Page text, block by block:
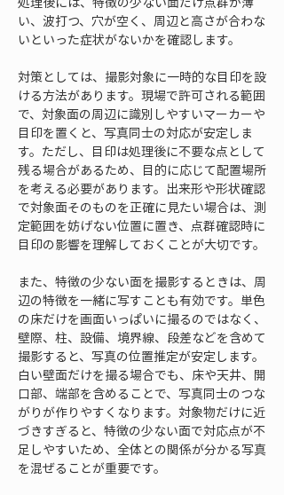
い、波打つ、穴が空く、周辺と高さが合わな
いといった症状がないかを確認します。
対策としては、撮影対象に一時的な目印を設
ける方法があります。現場で許可される範囲
で、対象面の周辺に識別しやすいマーカーや
目印を置くと、写真同士の対応が安定しま
す。ただし、目印は処理後に不要な点として
残る場合があるため、目的に応じて配置場所
を考える必要があります。出来形や形状確認
で対象面そのものを正確に見たい場合は、測
定範囲を妨げない位置に置き、点群確認時に
目印の影響を理解しておくことが大切です。
また、特徴の少ない面を撮影するときは、周
辺の特徴を一緒に写すことも有効です。単色
の床だけを画面いっぱいに撮るのではなく、
壁際、柱、設備、境界線、段差などを含めて
撮影すると、写真の位置推定が安定します。
白い壁面だけを撮る場合でも、床や天井、開
口部、端部を含めることで、写真同士のつな
がりが作りやすくなります。対象物だけに近
づきすぎると、特徴の少ない面で対応点が不
足しやすいため、全体との関係が分かる写真
を混ぜることが重要です。